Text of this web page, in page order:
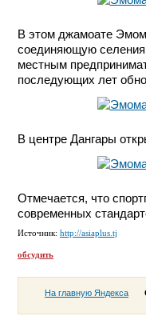
В этом джамоате
соединяющую селения
местным
последующих лет
В центре Дангары
Отмечается, что
современных
Источник: http://asiaplus.tj
обсудить
На главную Яндекса